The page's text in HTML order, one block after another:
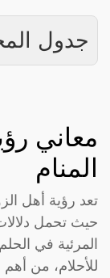
جدول
معاني
المنام
تعد رؤية أهل
حيث تحمل
المرئية في
للأحلام، من